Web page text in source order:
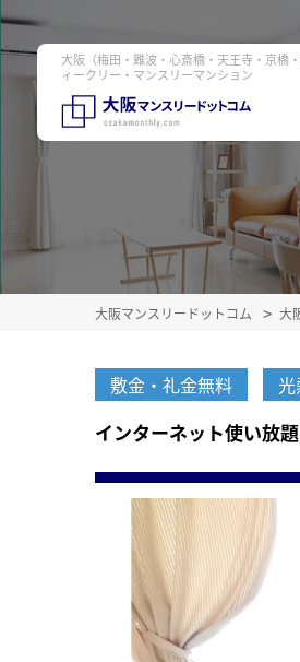
大阪（梅田・難波・心斎橋・天王寺・京橋
ィークリー・マンスリーマンション
大阪マンスリードットコム 大
敷金・礼金無料
インターネット使い放